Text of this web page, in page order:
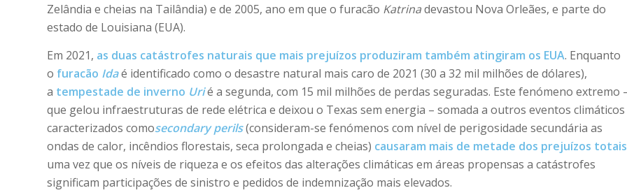
Zelândia e cheias na Tailândia) e de 2005, ano em que o furacão Katrinadevastou Nova Orleães, e parte do
estado de Louisiana (EUA).
Em 2021, as duas catástrofes naturais que mais prejuízos produziram também atingiram os EUA. Enquanto
o furacão Idaé identificado como o desastre natural mais caro de 2021 (30 a 32 mil milhões de dólares),
a tempestade de inverno Urié a segunda, com 15 mil milhões de perdas seguradas. Este fenómeno extremo
que gelou infraestruturas de rede elétrica e deixou o Texas sem energia – somada a outros eventos climáticos
caracterizados comosecondary perils(consideram-se fenómenos com nível de perigosidade secundária as
ondas de calor, incêndios florestais, seca prolongada e cheias) causaram mais de metade dos prejuízos totais
uma vez que os níveis de riqueza e os efeitos das alterações climáticas em áreas propensas a catástrofes
significam participações de sinistro e pedidos de indemnização mais elevados.